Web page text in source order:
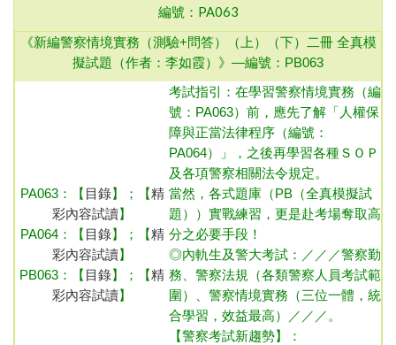
編號：PA063
《新編警察情境實務（測驗+問答）（上）（下）二冊全真模
擬試題（作者：李如霞）》—編號：PB063
PA063： 【 目錄】；【精
彩內容試讀】
PA064：
【 目錄】；【精
彩內容試讀】
PB063：
【 目錄】；【精
彩內容試讀】
考試指引： 在學習警察情境實務（編
號： PA063）前，應先了解 「人權保
障與正當法律程序 （編號：
PA064） 」
，之後再學習各種ＳＯＰ
及各項警察相關法令規定。
當然，各式題庫（PB（全真模擬試
題））實戰練習，更是赴考場奪取高
分之必要手段！
◎內軌生及警大考試：／／／警察勤
務、警察法規（各類警察人員考試範
圍）、警察情境實務（三位一體，統
合學習，效益最高）／／／ 。
【警察考試新趨勢】：